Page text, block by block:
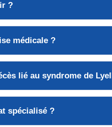
?
médicale ?
lié au syndrome de
spécialisé ?